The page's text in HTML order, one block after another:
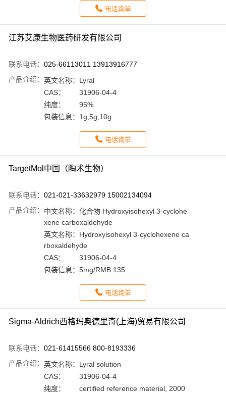
电话询单
江苏艾康生物医药研发有限公司
联系电话： 025-66113011 13913916777
产品介绍： 英文名称： Lyral
CAS：
31906-04-4
纯度：
95%
包装信息： 1g;5g;10g
电话询单
TargetMol中国（陶术生物）
联系电话： 021-021-33632979 15002134094
产品介绍： 中文名称： 化合物 Hydroxyisohexyl 3-cyclohe
xene carboxaldehyde
英文名称： Hydroxyisohexyl 3-cyclohexene ca
rboxaldehyde
CAS：
31906-04-4
包装信息： 5mg/RMB 135
电话询单
Sigma-Aldrich西格玛奥德里奇(上海)贸易有限公司
联系电话： 021-61415566 800-8193336
产品介绍： 英文名称： Lyral solution
CAS：
31906-04-4
纯度：
certified reference material, 2000